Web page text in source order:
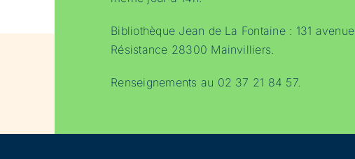
Bibliothèque Jean de La Fontaine : 131
Résistance 28300 Mainvilliers.
Renseignements au 02 37 21 84 57.